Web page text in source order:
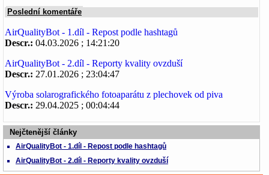
Poslední komentáře
AirQualityBot - 1.díl - Repost podle hashtagů
Descr.: 04.03.2026 ; 14:21:20
AirQualityBot - 2.díl - Reporty kvality ovzduší
Descr.: 27.01.2026 ; 23:04:47
Výroba solarografického fotoaparátu z plechovek od piva
Descr.: 29.04.2025 ; 00:04:44
Nejčtenější články
AirQualityBot - 1.díl - Repost podle hashtagů
AirQualityBot - 2.díl - Reporty kvality ovzduší